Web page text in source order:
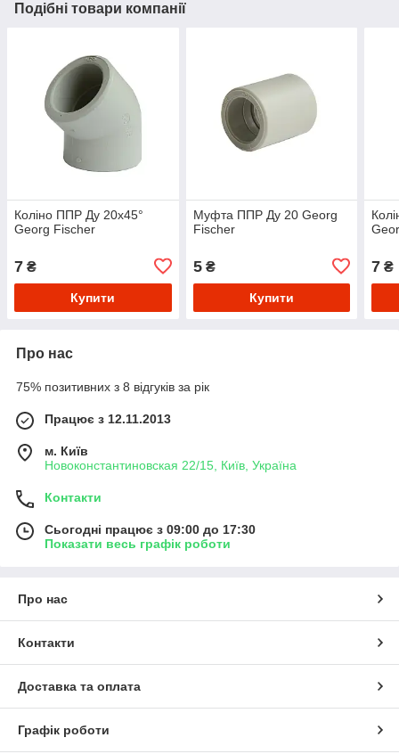
Подібні товари компанії
Коліно ППР Ду 20х45°
Georg Fischer
7 ₴
Купити
Муфта ППР Ду 20 Georg
Fischer
5₴
Купити
7 ₴
Про нас
75% позитивних з 8 відгуків за рік
Працює з 12.11.2013
м. Київ
Новоконстантиновская 22/15, Київ, Україна
Контакти
Сьогодні працює з 09:00 до 17:30
Показати весь графік роботи
Про нас
Контакти
Доставка та оплата
Графік роботи